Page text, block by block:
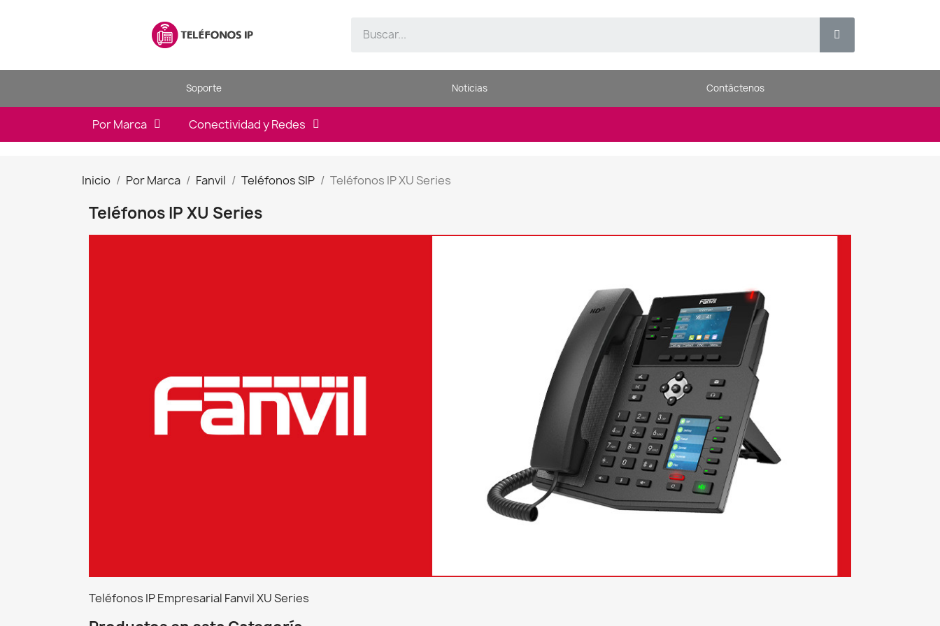
Soporte Noticias Contáctenos
Por Marca Conectividad y Redes
Inicio Por Marca Fanvil Teléfonos SIP Teléfonos IP XU Series
Teléfonos IP XU Series
Teléfonos IP Empresarial Fanvil XU Series